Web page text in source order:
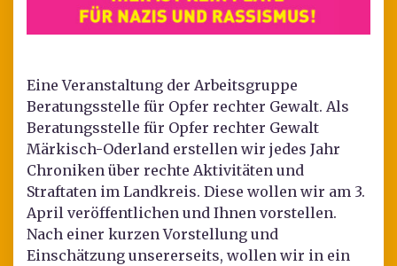
Eine Veranstaltung der Arbeitsgruppe
Beratungsstelle für Opfer rechter Gewalt. Als
Beratungsstelle für Opfer rechter Gewalt
Märkisch-Oderland erstellen wir jedes Jahr
Chroniken über rechte Aktivitäten und
Straftaten im Landkreis. Diese wollen wir am 3.
April veröffentlichen und Ihnen vorstellen.
Nach einer kurzen Vorstellung und
Einschätzung unsererseits, wollen wir in ein